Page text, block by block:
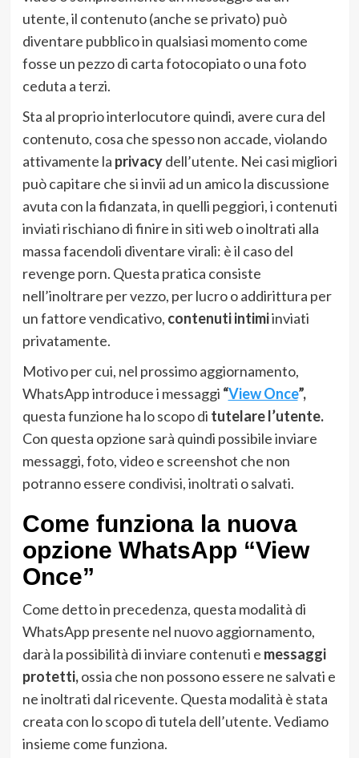
utente, il contenuto (anche se privato) può
diventare pubblico in qualsiasi momento come
fosse un pezzo di carta fotocopiato o una foto
ceduta a terzi.
Sta al proprio interlocutore quindi, avere cura del
contenuto, cosa che spesso non accade, violando
attivamente la privacydell’utente. Nei casi migliori
può capitare che si invii ad un amico la discussione
avuta con la fidanzata, in quelli peggiori, i contenuti
inviati rischiano di finire in siti web o inoltrati alla
massa facendoli diventare virali: è il caso del
revenge porn. Questa pratica consiste
nell’inoltrare per vezzo, per lucro o addirittura per
un fattore vendicativo, contenuti intimiinviati
privatamente.
Motivo per cui, nel prossimo aggiornamento,
WhatsApp introduce i messaggi “View Once”,
questa funzione ha lo scopo di tutelare l’utente.
Con questa opzione sarà quindi possibile inviare
messaggi, foto, video e screenshot che non
potranno essere condivisi, inoltrati o salvati.
Come funziona la nuova
opzione WhatsApp “View
Once”
Come detto in precedenza, questa modalità di
WhatsApp presente nel nuovo aggiornamento,
darà la possibilità di inviare contenuti e messaggi
protetti,ossia che non possono essere ne salvati e
ne inoltrati dal ricevente. Questa modalità è stata
creata con lo scopo di tutela dell’utente. Vediamo
insieme come funziona.